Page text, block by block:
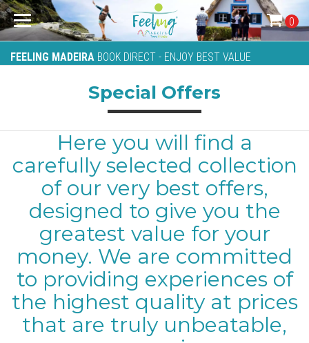
FEELING MADEIRA BOOK DIRECT - ENJOY BEST VALUE
0
Special Offers
Here you will find a
carefully selected collection
of our very best offers,
designed to give you the
greatest value for your
money. We are committed
to providing experiences of
the highest quality at prices
that are truly unbeatable,